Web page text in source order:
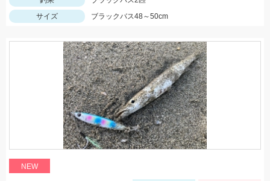
サイズ
ブラックバス48～50cm
NEW